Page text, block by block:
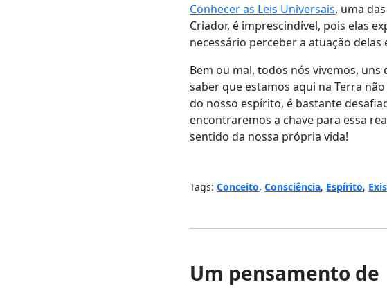
Conhecer as Leis Universais, uma
Criador, é imprescindível, pois elas
necessário perceber a atuação
Bem ou mal, todos nós vivemos,
saber que estamos aqui na Terra
do nosso espírito, é bastante
encontraremos a chave para essa
sentido da nossa própria vida!
Tags:Conceito,Consciência, Espírito,
Um pensamento de